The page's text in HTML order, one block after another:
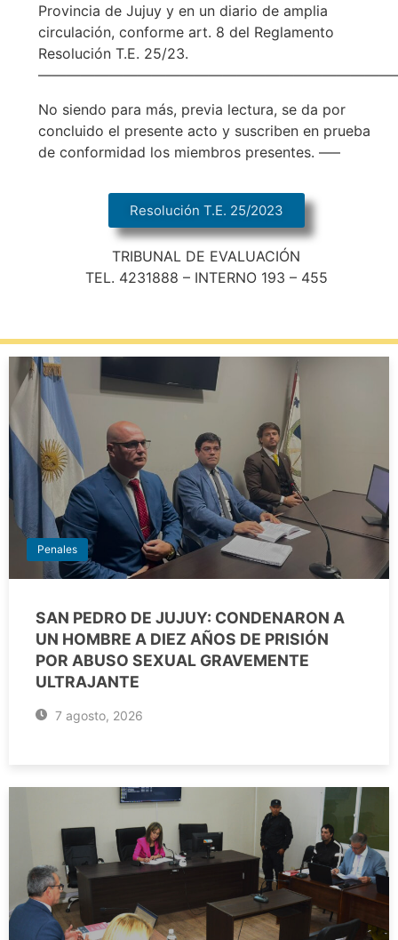
Provincia de Jujuy y en un diario de amplia
circulación, conforme art. 8 del Reglamento
Resolución T.E. 25/23.
No siendo para más, previa lectura, se da por
concluido el presente acto y suscriben en prueba
de conformidad los miembros presentes. —–
Resolución T.E. 25/2023
TRIBUNAL DE EVALUACIÓN
TEL. 4231888 – INTERNO 193 – 455
Penales
SAN PEDRO DE JUJUY: CONDENARON A
UN HOMBRE A DIEZ AÑOS DE PRISIÓN
POR ABUSO SEXUAL GRAVEMENTE
ULTRAJANTE
7 agosto, 2026